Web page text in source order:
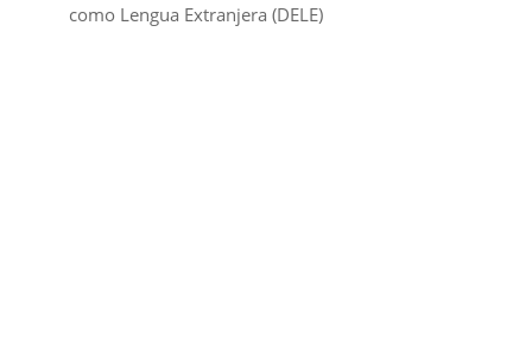
como Lengua Extranjera (DELE)